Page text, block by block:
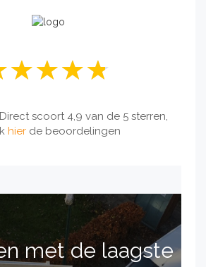
scoort 4,9 van de 5 sterren,
hierde beoordelingen
met de laagste